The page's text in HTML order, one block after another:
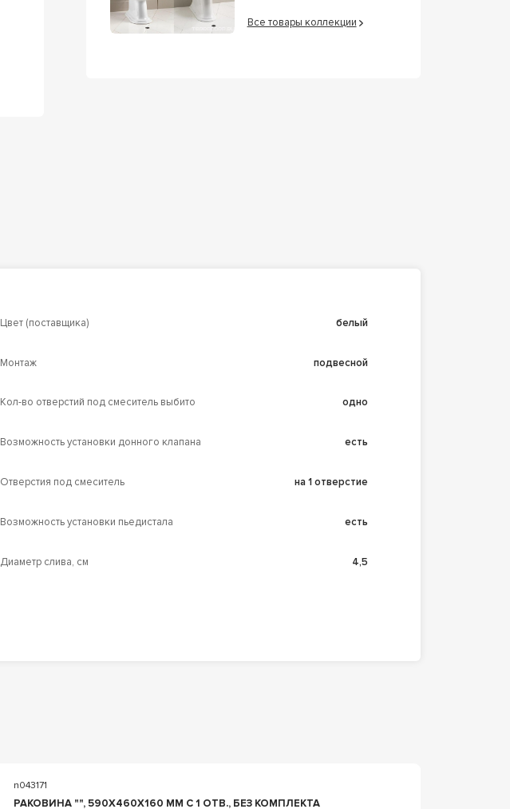
Все товары коллекции
Цвет (поставщика) белый
Монтаж подвесной
Кол-во отверстий под смеситель выбито одно
Возможность установки донного клапана есть
Отверстия под смеситель на 1 отверстие
Возможность установки пьедистала есть
Диаметр слива, см 4,5
n043171
РАКОВИНА "", 590X460X160 ММ С 1 ОТВ., БЕЗ КОМПЛЕКТА